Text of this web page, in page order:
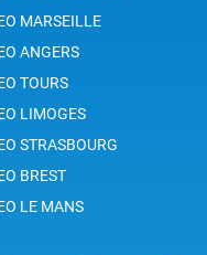
MARSEILLE
ANGERS
TOURS
LIMOGES
STRASBOURG
BREST
LE MANS